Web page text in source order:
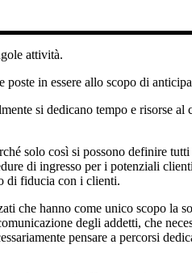
attività.
in essere allo scopo di
si dedicano tempo e risorse
solo così si possono definire
di ingresso per i potenziali
di fiducia con i clienti.
che hanno come unico scopo la
degli addetti, che
pensare a percorsi